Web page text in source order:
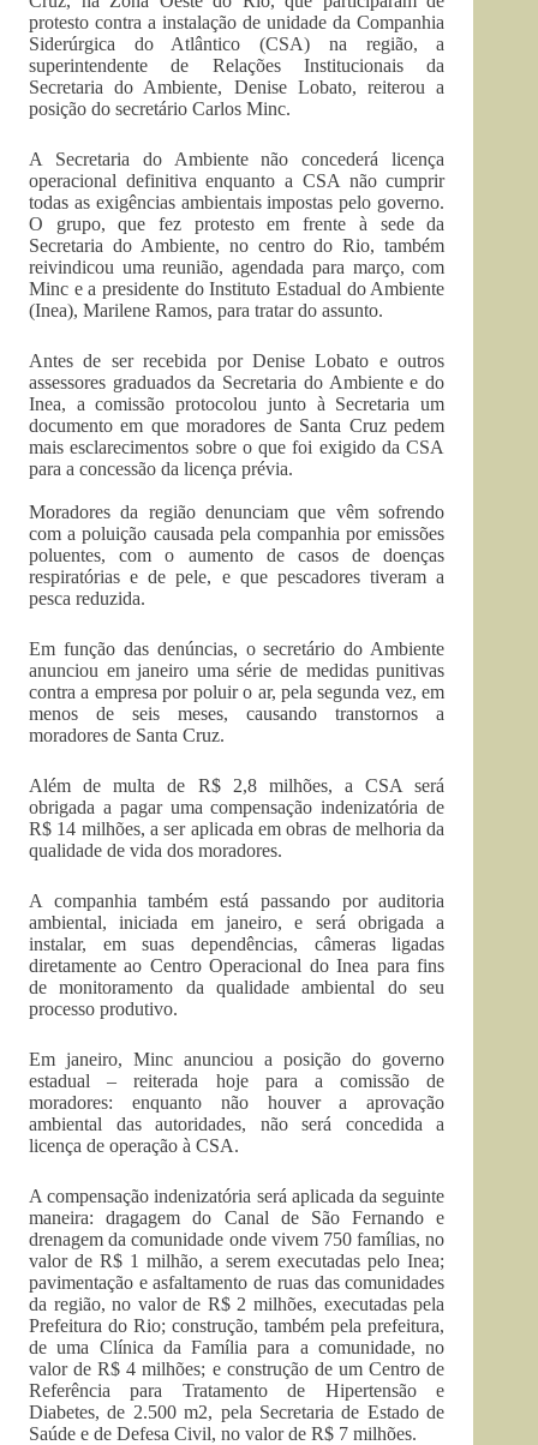
protesto contra a instalação de unidade da Companhia
Siderúrgica do Atlântico (CSA) na região, a
superintendente de Relações Institucionais da
Secretaria do Ambiente, Denise Lobato, reiterou a
posição do secretário Carlos Minc.
A Secretaria do Ambiente não concederá licença
operacional definitiva enquanto a CSA não cumprir
todas as exigências ambientais impostas pelo governo.
O grupo, que fez protesto em frente à sede da
Secretaria do Ambiente, no centro do Rio, também
reivindicou uma reunião, agendada para março, com
Minc e a presidente do Instituto Estadual do Ambiente
(Inea), Marilene Ramos, para tratar do assunto.
Antes de ser recebida por Denise Lobato e outros
assessores graduados da Secretaria do Ambiente e do
Inea, a comissão protocolou junto à Secretaria um
documento em que moradores de Santa Cruz pedem
mais esclarecimentos sobre o que foi exigido da CSA
para a concessão da licença prévia.
Moradores da região denunciam que vêm sofrendo
com a poluição causada pela companhia por emissões
poluentes, com o aumento de casos de doenças
respiratórias e de pele, e que pescadores tiveram a
pesca reduzida.
Em função das denúncias, o secretário do Ambiente
anunciou em janeiro uma série de medidas punitivas
contra a empresa por poluir o ar, pela segunda vez, em
menos de seis meses, causando transtornos a
moradores de Santa Cruz.
Além de multa de R$ 2,8 milhões, a CSA será
obrigada a pagar uma compensação indenizatória de
R$ 14 milhões, a ser aplicada em obras de melhoria da
qualidade de vida dos moradores.
A companhia também está passando por auditoria
ambiental, iniciada em janeiro, e será obrigada a
instalar, em suas dependências, câmeras ligadas
diretamente ao Centro Operacional do Inea para fins
de monitoramento da qualidade ambiental do seu
processo produtivo.
Em janeiro, Minc anunciou a posição do governo
estadual – reiterada hoje para a comissão de
moradores: enquanto não houver a aprovação
ambiental das autoridades, não será concedida a
licença de operação à CSA.
A compensação indenizatória será aplicada da seguinte
maneira: dragagem do Canal de São Fernando e
drenagem da comunidade onde vivem 750 famílias, no
valor de R$ 1 milhão, a serem executadas pelo Inea;
pavimentação e asfaltamento de ruas das comunidades
da região, no valor de R$ 2 milhões, executadas pela
Prefeitura do Rio; construção, também pela prefeitura,
de uma Clínica da Família para a comunidade, no
valor de R$ 4 milhões; e construção de um Centro de
Referência para Tratamento de Hipertensão e
Diabetes, de 2.500 m2, pela Secretaria de Estado de
Saúde e de Defesa Civil, no valor de R$ 7 milhões.